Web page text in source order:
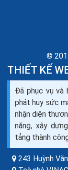
Tìm hiểu về
liệu
Spider sẽ tự
và ghi nhớ nội
nó sẽ lập chỉ
©
THIẾT KẾ
Đã phục vụ và
phát huy sức
nhận diện
năng, xây
tảng thành
243 Huỳnh